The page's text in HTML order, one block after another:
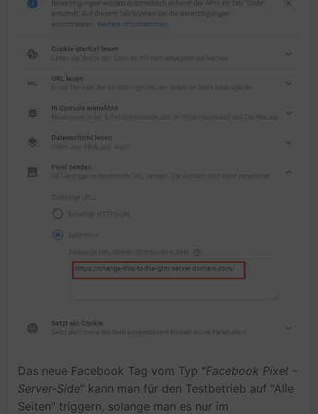
Das neue Facebook Tag vom Typ "Facebook Pixel -
Server-Side" kann man für den Testbetrieb auf "Alle
Seiten" triggern, solange man es nur im